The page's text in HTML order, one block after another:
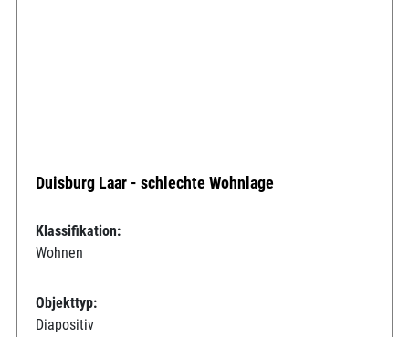
Duisburg Laar - schlechte Wohnlage
Klassifikation:
Wohnen
Objekttyp:
Diapositiv